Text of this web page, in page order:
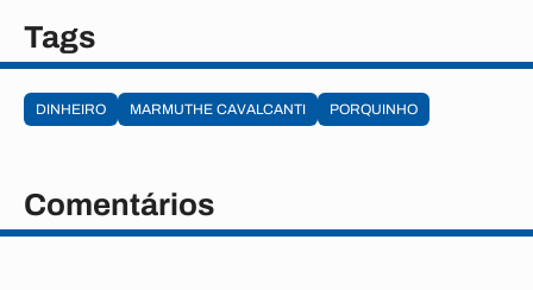
Tags
DINHEIRO MARMUTHE CAVALCANTI PORQUINHO
Comentários